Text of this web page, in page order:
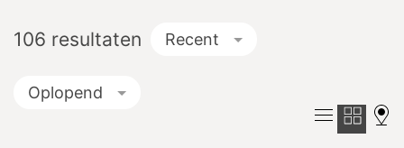
106 resultaten Recent
Oplopend